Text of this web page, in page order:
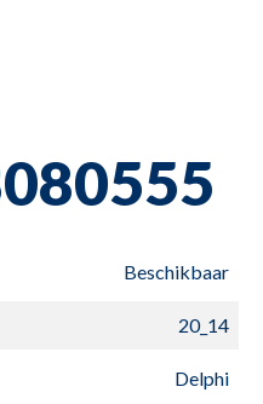
Beschikbaar
20_14
Delphi